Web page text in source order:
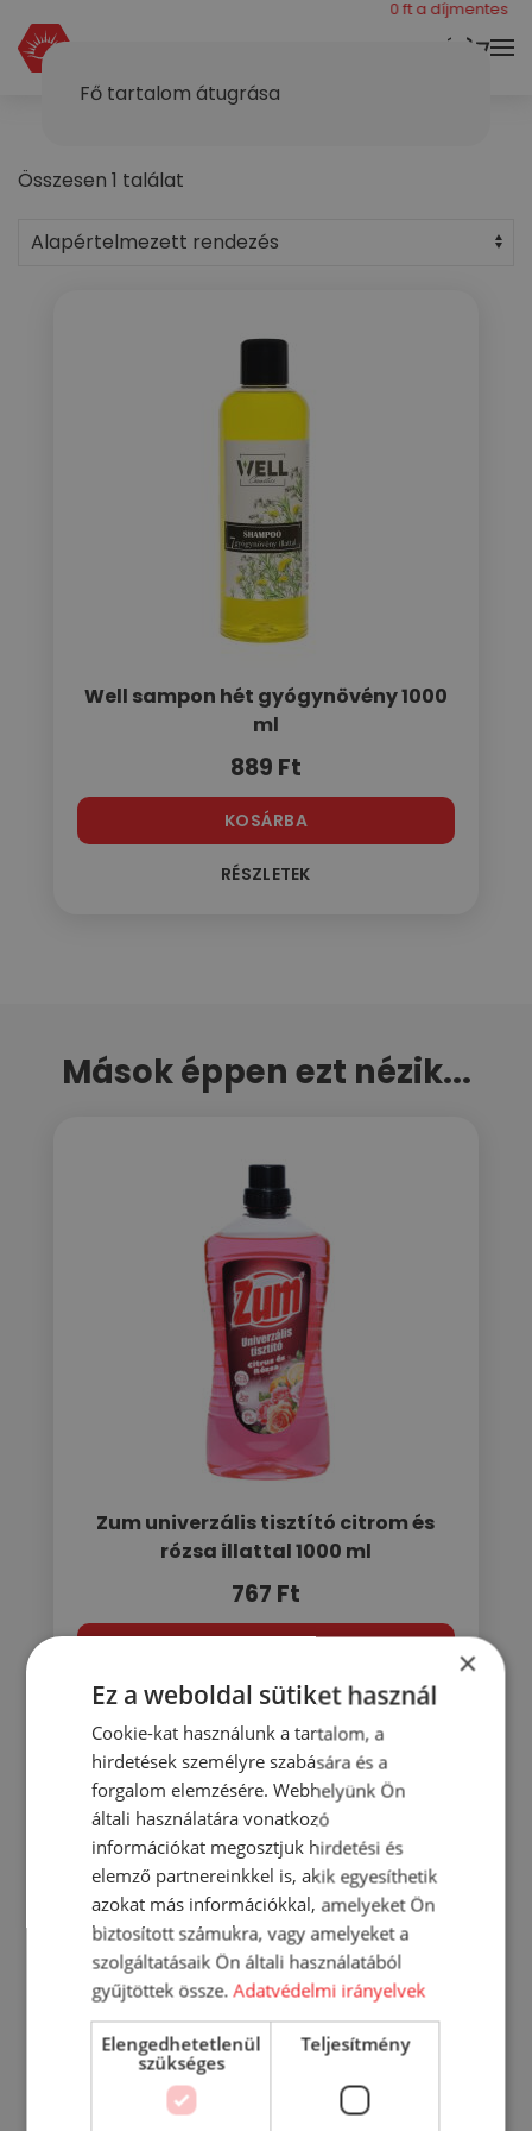
Fő tartalom átugrása
KOSÁR
még 40000 ft a díjmentes
Összesen 1 találat
Well sampon hét gyógynövény 1000
ml
889 Ft
KOSÁRBA
RÉSZLETEK
Mások éppen ezt nézik...
Zum univerzális tisztító citrom és
rózsa illattal 1000 ml
767 Ft
RÉSZLETEK
×
Ez a weboldal sütiket használ
Cookie-kat használunk a tartalom, a
hirdetések személyre szabására és a
forgalom elemzésére. Webhelyünk Ön
általi használatára vonatkozó
információkat megosztjuk hirdetési és
elemző partnereinkkel is, akik egyesíthetik
azokat más információkkal, amelyeket Ön
biztosított számukra, vagy amelyeket a
szolgáltatásaik Ön általi használatából
gyűjtöttek össze.Adatvédelmi irányelvek
Elengedhetetlenül
szükséges
Teljesítmény